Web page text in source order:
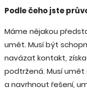
Podle čeho jste
Máme nějakou
umět. Musí být
navázat kontakt,
podtržená. Musí
a navrhnout řešení,